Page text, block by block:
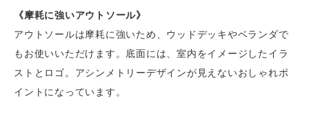
《摩耗に強いアウトソール》
アウトソールは摩耗に強いため、ウッドデッキやベランダで
もお使いいただけます。底面には、室内をイメージしたイラ
ストとロゴ。アシンメトリーデザインが見えないおしゃれポ
イントになっています。